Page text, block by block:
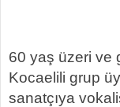
60 yaş üzeri ve
Kocaelili grup
sanatçıya